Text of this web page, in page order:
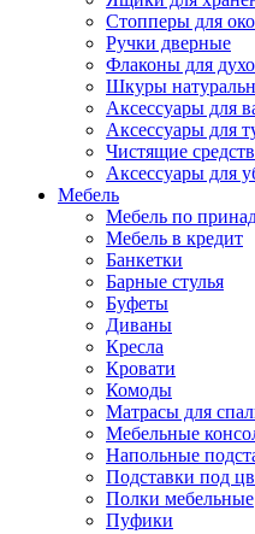
Стопперы для
Ручки дверные
Флаконы для
Шкуры
Аксессуары для
Аксессуары для
Чистящие
Аксессуары для
Мебель
Мебель по
Мебель в кредит
Банкетки
Барные стулья
Буфеты
Диваны
Кресла
Кровати
Комоды
Матрасы для
Мебельные
Напольные
Подставки под
Полки мебельные
Пуфики